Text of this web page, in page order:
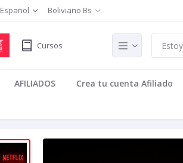
Español Boliviano Bs
Cursos
AFILIADOS Crea tu cuenta Afiliado